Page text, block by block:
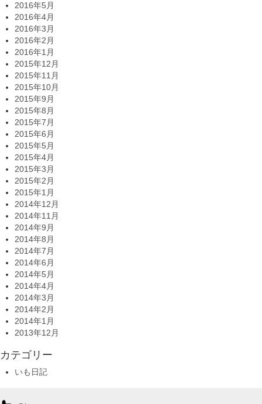
2016年5月
2016年4月
2016年3月
2016年2月
2016年1月
2015年12月
2015年11月
2015年10月
2015年9月
2015年8月
2015年7月
2015年6月
2015年5月
2015年4月
2015年3月
2015年2月
2015年1月
2014年12月
2014年11月
2014年9月
2014年8月
2014年7月
2014年6月
2014年5月
2014年4月
2014年3月
2014年2月
2014年1月
2013年12月
カテゴリー
いも日記